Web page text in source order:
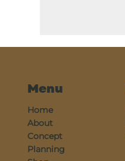
Menu
Home
About
Concept
Planning